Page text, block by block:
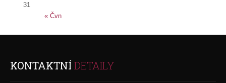
« Čvn
31
KONTAKTNÍ DETAILY